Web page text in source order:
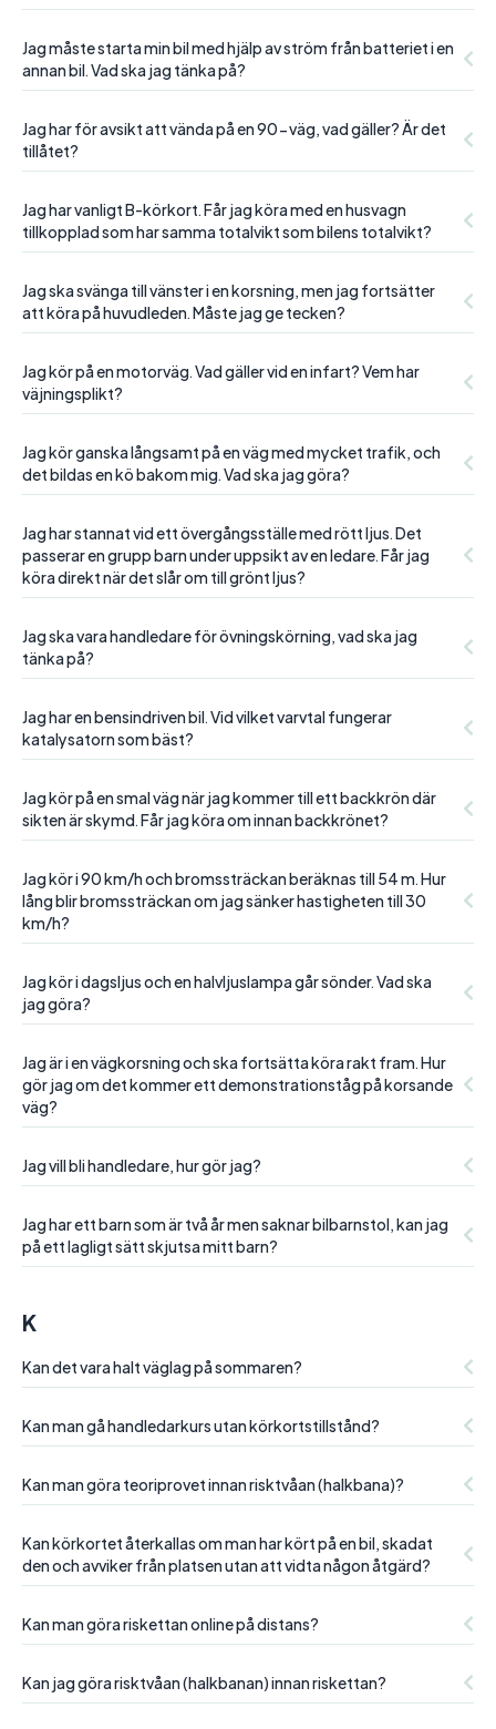
Jag måste starta min bil med hjälp av ström från batteriet i en
annan bil. Vad ska jag tänka på?
Jag har för avsikt att vända på en 90-väg, vad gäller? Är det
tillåtet?
Jag har vanligt B-körkort. Får jag köra med en husvagn
tillkopplad som har samma totalvikt som bilens totalvikt?
Jag ska svänga till vänster i en korsning, men jag fortsätter
att köra på huvudleden. Måste jag ge tecken?
Jag kör på en motorväg. Vad gäller vid en infart? Vem har
väjningsplikt?
Jag kör ganska långsamt på en väg med mycket trafik, och
det bildas en kö bakom mig. Vad ska jag göra?
Jag har stannat vid ett övergångsställe med rött ljus. Det
passerar en grupp barn under uppsikt av en ledare. Får jag
köra direkt när det slår om till grönt ljus?
Jag ska vara handledare för övningskörning, vad ska jag
tänka på?
Jag har en bensindriven bil. Vid vilket varvtal fungerar
katalysatorn som bäst?
Jag kör på en smal väg när jag kommer till ett backkrön där
sikten är skymd. Får jag köra om innan backkrönet?
Jag kör i 90 km/h och bromssträckan beräknas till 54 m. Hur
lång blir bromssträckan om jag sänker hastigheten till 30
km/h?
Jag kör i dagsljus och en halvljuslampa går sönder. Vad ska
jag göra?
Jag är i en vägkorsning och ska fortsätta köra rakt fram. Hur
gör jag om det kommer ett demonstrationståg på korsande
väg?
Jag vill bli handledare, hur gör jag?
Jag har ett barn som är två år men saknar bilbarnstol, kan jag
på ett lagligt sätt skjutsa mitt barn?
K
Kan det vara halt väglag på sommaren?
Kan man gå handledarkurs utan körkortstillstånd?
Kan man göra teoriprovet innan risktvåan (halkbana)?
Kan körkortet återkallas om man har kört på en bil, skadat
den och avviker från platsen utan att vidta någon åtgärd?
Kan man göra riskettan online på distans?
Kan jag göra risktvåan (halkbanan) innan riskettan?